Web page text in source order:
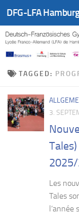
Skip to content
DFG-LFA
TAGGED:
3.
Les
Tales